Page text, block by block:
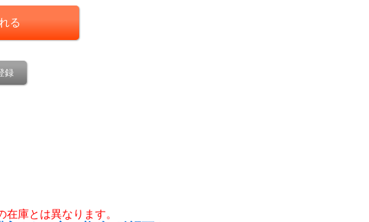
録
庫とは異なります。